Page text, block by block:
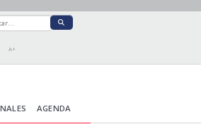
A+
AGENDA